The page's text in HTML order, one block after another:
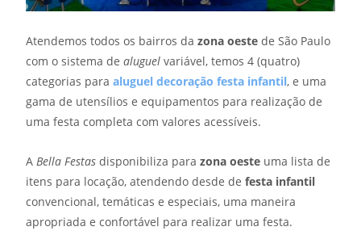
Atendemos todos os bairros da zona oeste de São Paulo
com o sistema de aluguel variável, temos 4 (quatro)
categorias para aluguel decoração festa infantil, e uma
gama de utensílios e equipamentos para realização de
uma festa completa com valores acessíveis.
A Bella Festas disponibiliza para zona oeste uma lista de
itens para locação, atendendo desde de festa infantil
convencional, temáticas e especiais, uma maneira
apropriada e confortável para realizar uma festa.